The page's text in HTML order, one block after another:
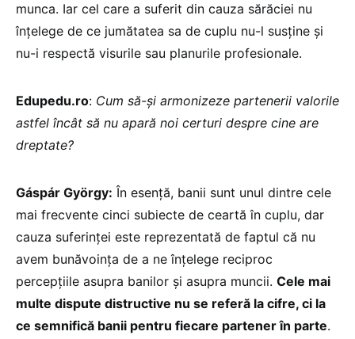
munca. Iar cel care a suferit din cauza sărăciei nu
înțelege de ce jumătatea sa de cuplu nu-l susține și
nu-i respectă visurile sau planurile profesionale.
Edupedu.ro: Cum să-și armonizeze partenerii valorile
astfel încât să nu apară noi certuri despre cine are
dreptate?
Gáspár György: În esență, banii sunt unul dintre cele
mai frecvente cinci subiecte de ceartă în cuplu, dar
cauza suferinței este reprezentată de faptul că nu
avem bunăvoința de a ne înțelege reciproc
percepțiile asupra banilor și asupra muncii. Cele mai
multe dispute distructive nu se referă la cifre, ci la
ce semnifică banii pentru fiecare partener în parte.